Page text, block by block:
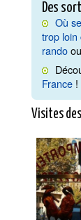
Des
Où
trop loin
rando
France !
Visites